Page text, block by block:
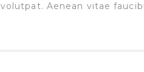
Aenean vitae